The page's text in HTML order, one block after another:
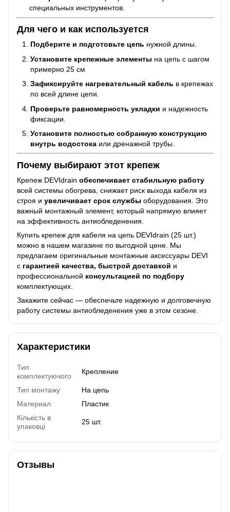
специальных инструментов.
Для чего и как используется
Подберите и подготовьте цепь нужной длины.
Установите крепежные элементы на цепь с шагом
примерно 25 см
Зафиксируйте нагревательный кабель в крепежах
по всей длине цепи.
Проверьте равномерность укладки и надежность
фиксации.
Установите полностью собранную конструкцию
внутрь водостока или дренажной трубы.
Почему выбирают этот крепеж
Крепеж DEVIdrain обеспечивает стабильную работу
всей системы обогрева, снижает риск выхода кабеля из
строя и увеличивает срок службы оборудования. Это
важный монтажный элемент, который напрямую влияет
на эффективность антиобледенения.
Купить крепеж для кабеля на цепь DEVIdrain (25 шт.)
можно в нашем магазине по выгодной цене. Мы
предлагаем оригинальные монтажные аксессуары DEVI
с гарантией качества, быстрой доставкой и
профессиональной консультацией по подбору
комплектующих.
Закажите сейчас — обеспечьте надежную и долговечную
работу системы антиобледенения уже в этом сезоне.
Характеристики
Тип
комплектуючого
Крепление
Тип монтажу
На цепь
Материал
Пластик
Кількість в
упаковці
25 шт.
Отзывы